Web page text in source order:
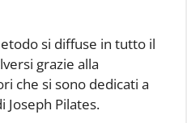
si diffuse in tutto il
grazie alla
che si sono dedicati a
Joseph Pilates.